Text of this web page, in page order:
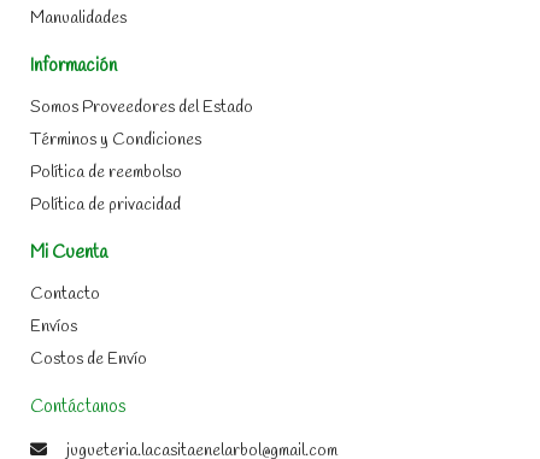
Manualidades
Información
Somos Proveedores del Estado
Términos y Condiciones
Política de reembolso
Política de privacidad
Mi Cuenta
Contacto
Envíos
Costos de Envío
Contáctanos
jugueteria.lacasitaenelarbol@gmail.com